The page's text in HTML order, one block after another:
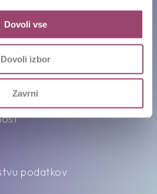
Dovoli vse
Dovoli izbor
Zavrni
podatkov